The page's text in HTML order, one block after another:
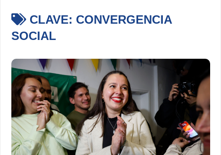
CLAVE: CONVERGENCIA
SOCIAL